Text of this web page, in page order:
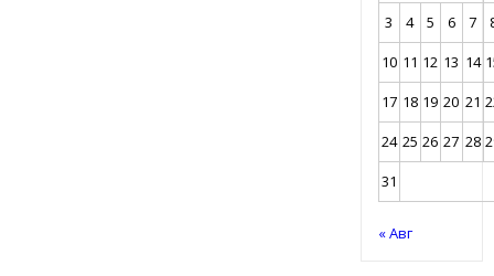
3
4 5 6 7
10 11 12 13 14
17 18 19 20 21
24 25 26 27 28
31
« Авг